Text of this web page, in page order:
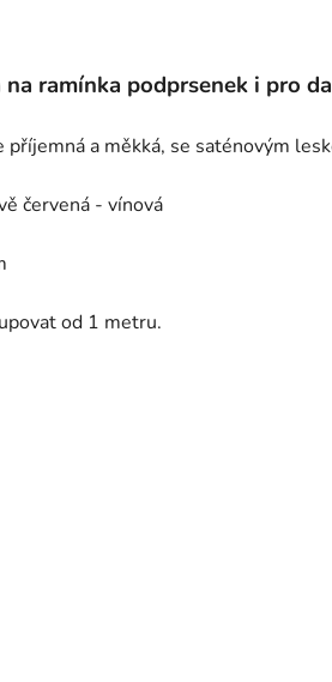
na ramínka podprsenek i pro
příjemná a měkká, se saténovým
červená - vínová
od 1 metru.